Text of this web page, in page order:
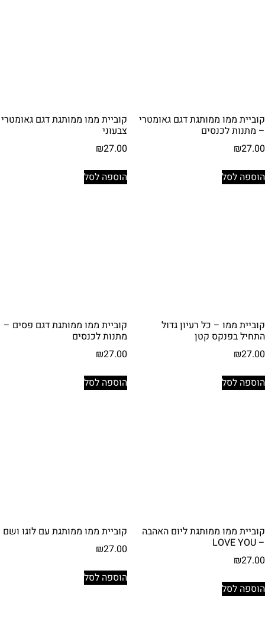
קוביית ממו ממותגת דגם גאומטרי
– מתנות לכנסים
₪27.00
הוספה לסל
קוביית ממו ממותגת דגם גאומטרי
צבעוני
₪27.00
הוספה לסל
קוביית ממו – כל רעיון גדול
התחיל בפנקס קטן
₪27.00
הוספה לסל
קוביית ממו ממותגת דגם פסים –
מתנות לכנסים
₪27.00
הוספה לסל
קוביית ממו ממותגת ליום האהבה
– LOVE YOU
₪27.00
הוספה לסל
קוביית ממו ממותגת עם לוגו ושם
₪27.00
הוספה לסל